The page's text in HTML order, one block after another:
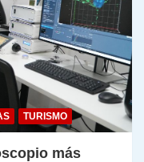
TURISMO
más